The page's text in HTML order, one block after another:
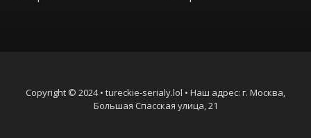
Copyright © 2024 • tureckie-serialy.lol • Наш адрес: г. Москва,
Большая Спасская улица, 21